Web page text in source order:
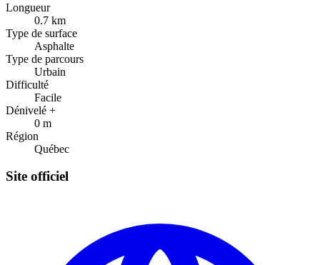
Longueur
0.7 km
Type de surface
Asphalte
Type de parcours
Urbain
Difficulté
Facile
Dénivelé +
0 m
Région
Québec
Site officiel